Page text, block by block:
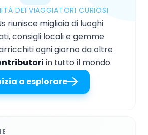
DEI VIAGGIATORI CURIOSI
riunisce migliaia di luoghi
consigli locali e gemme
ogni giorno da oltre
in tutto il mondo.
a esplorare